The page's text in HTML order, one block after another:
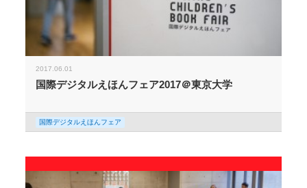
2017.06.01
国際デジタルえほんフェア2017＠東京大学
国際デジタルえほんフェア